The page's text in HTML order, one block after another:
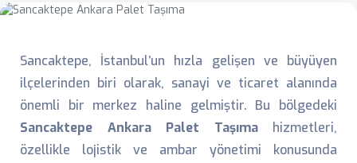
Sancaktepe, İstanbul’un hızla gelişen ve büyüyen
ilçelerinden biri olarak, sanayi ve ticaret alanında
önemli bir merkez haline gelmiştir. Bu bölgedeki
Sancaktepe Ankara Palet Taşımahizmetleri,
özellikle lojistik ve ambar yönetimi konusunda